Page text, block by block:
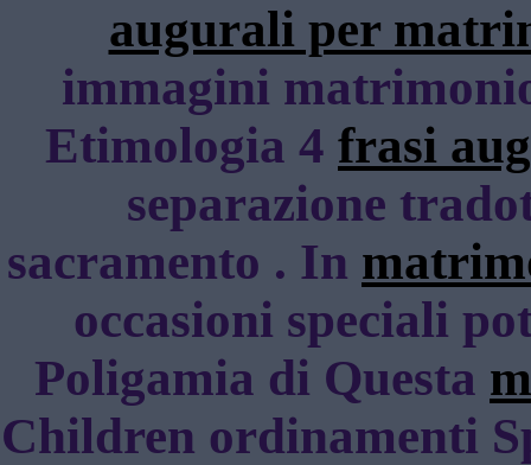
augurali per
immagini
Etimologia 4 frasi
separazione
sacramento . In
occasioni speciali
Poligamia di Questa
Children ordinamenti